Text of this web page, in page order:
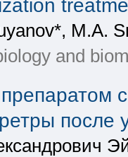
M.A.
and
после